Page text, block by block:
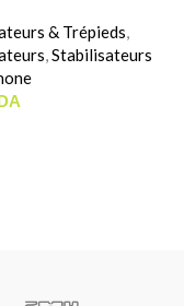
& Trépieds,
,Stabilisateurs